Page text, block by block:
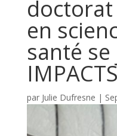
en
santé
par Julie Dufresne |